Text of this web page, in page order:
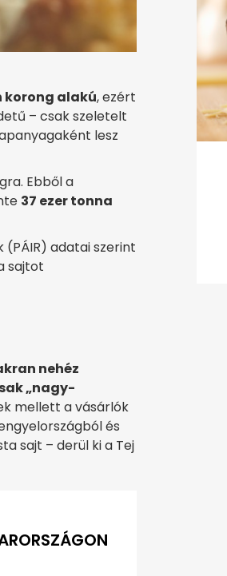
alakú, ezért
– csak szeletelt
lesz
Ebből a
37 ezer tonna
(PÁIR) adatai szerint
sajtot
nehéz
„nagy-
mellett a vásárlók
és
sajt – derül ki a Tej